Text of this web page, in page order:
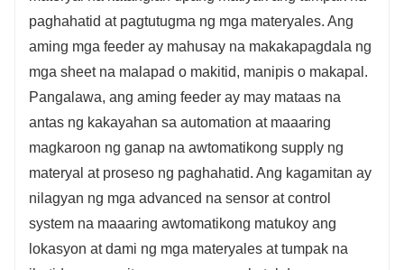
paghahatid at pagtutugma ng mga materyales. Ang
aming mga feeder ay mahusay na makakapagdala ng
mga sheet na malapad o makitid, manipis o makapal.
Pangalawa, ang aming feeder ay may mataas na
antas ng kakayahan sa automation at maaaring
magkaroon ng ganap na awtomatikong supply ng
materyal at proseso ng paghahatid. Ang kagamitan ay
nilagyan ng mga advanced na sensor at control
system na maaaring awtomatikong matukoy ang
lokasyon at dami ng mga materyales at tumpak na